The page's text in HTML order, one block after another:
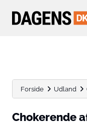
Forside Udland
Chokerende